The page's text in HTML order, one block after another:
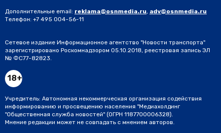
Дополнительные email: reklama@osnmedia.ru, adv@osnmedia.ru
Телефон: +7 495 004-56-11
Сетевое издание Информационное агентство "Новости транспорта"
зарегистрировано Роскомнадзором 05.10.2018, реестровая запись ЭЛ
№ ФС77-82823.
18+
Учредитель: Автономная некоммерческая организация содействия
информированию и просвещению населения "Медиахолдинг
"Общественная служба новостей" (ОГРН 1187700006328).
Мнение редакции может не совпадать с мнением авторов.